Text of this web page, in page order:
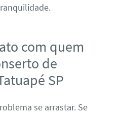
com quem
de
SP
se arrastar. Se